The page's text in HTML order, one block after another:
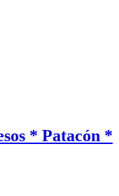
* Patacón *